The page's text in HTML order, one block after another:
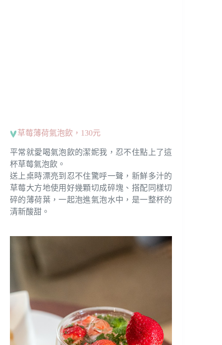
草莓薄荷氣泡飲，130元
平常就愛喝氣泡飲的潔妮我，忍不住點上了這
杯草莓氣泡飲。
送上桌時漂亮到忍不住驚呼一聲，新鮮多汁的
草莓大方地使用好幾顆切成碎塊、搭配同樣切
碎的薄荷葉，一起泡進氣泡水中，是一整杯的
清新酸甜。